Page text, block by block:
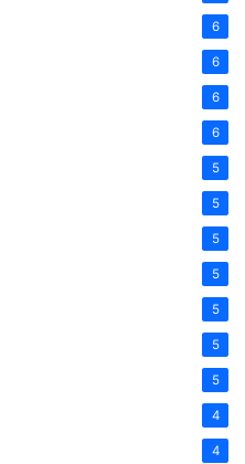
6
6
6
6
5
5
5
5
5
5
5
4
4